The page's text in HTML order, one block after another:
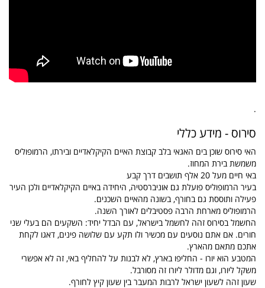
.
סירוס - מידע כללי
האי סירוס שוכן בים האגאי בלב קבוצת האיים הקיקלאדיים ובירתו, הרמופוליס
משמשת בירת המחוז.
באי חיים מעל 20 אלף תושבים דרך קבע
בעיר הרמופוליס פועלת גם אוניברסטיה, היחידה באיים הקיקלאדיים ולכן העיר
פעילה ותוססת גם בחורף, בשונה מהאיים השכנים.
הרמופוליס מארחת הרבה פסטיבלים לאורך השנה.
החשמל בסירוס זהה לחשמל בישראל, עם הבדל יחיד: השקעים הם בעלי שני
חורים. אם אתם נוסעים עם מכשיר ולו תקע עם שלושה פינים, דאגו לקחת
אתכם מתאם מהארץ.
המטבע הוא יורו - החליפו בארץ, לא לבנות על להחליף באי, זה לא אפשרי
משקל ליורו, וגם מדולר ליורו זה מסורבל.
שעון זהה לשעון ישראל לרבות המעבר בין שעון קיץ לחורף.